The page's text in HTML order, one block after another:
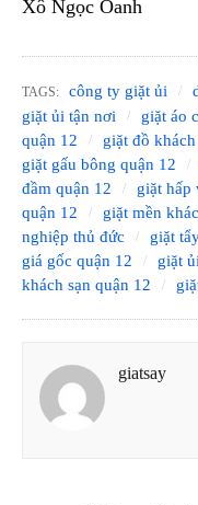
Xô Ngọc Oanh
TAGS: công ty giặt ủi
giặt ủi tận nơi
giặt áo
quận 12
giặt đồ khách
giặt gấu bông quận 12
đầm quận 12
giặt hấp
quận 12
giặt mền
nghiệp thủ đức
giặt
giá gốc quận 12
giặt
khách sạn quận 12
giatsay